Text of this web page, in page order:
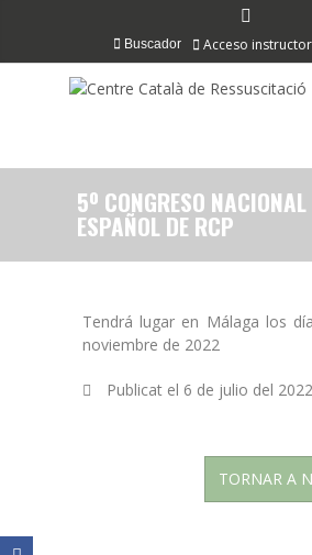
Acceso
Buscador
5º CONGRESO NACIONAL
ESPAÑOL DE RCP
Tendrá lugar en Málaga los
noviembre de 2022
Publicat el 6 de julio del 2022
TORNAR A